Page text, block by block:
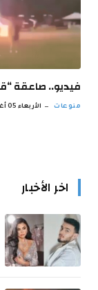
فيديو.. صاعقة
منوعات الأربعاء 05 أغسطس 4:46 م
اخر الأخبار